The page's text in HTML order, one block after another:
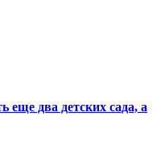
еще два детских сада, а